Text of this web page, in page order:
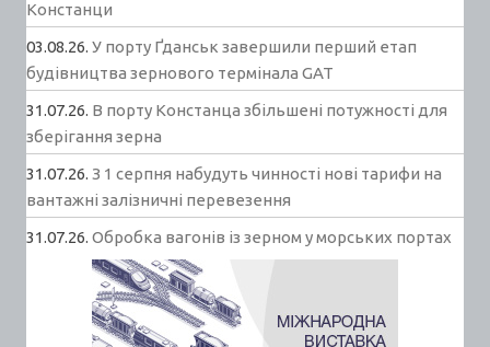
Констанци
03.08.26. У порту Ґданськ завершили перший етап
будівництва зернового термінала GAT
31.07.26. В порту Констанца збільшені потужності для
зберігання зерна
31.07.26. З 1 серпня набудуть чинності нові тарифи на
вантажні залізничні перевезення
31.07.26. Обробка вагонів із зерном у морських портах